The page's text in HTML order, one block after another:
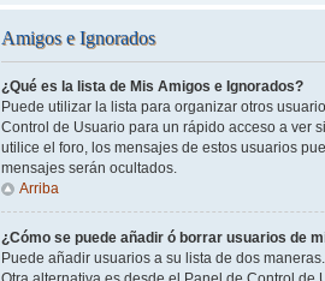
Amigos e Ignorados
¿Qué es la lista de Mis Amigos e Ignorados?
Puede utilizar la lista para organizar otros
Control de Usuario para un rápido acceso a ver
utilice el foro, los mensajes de estos usuarios
mensajes serán ocultados.
Arriba
¿Cómo se puede añadir ó borrar usuarios de
Puede añadir usuarios a su lista de dos